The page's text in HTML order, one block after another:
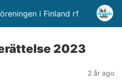
i Finland rf
2023
2 år ago